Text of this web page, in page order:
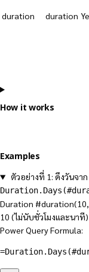
duration duration
How it works
Examples
ตัวอย่างที่ 1: ดึงวันจา
Duration #duration(10,
10 (ไม่นับชั่วโมงและนาที)
Power Query Formula:
=Duration.Days (